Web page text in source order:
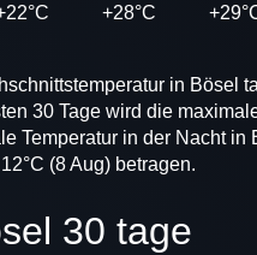
+28°C
in Bösel
30 Tage wird die
Temperatur in der Nacht in
(8 Aug) betragen.
30 tage